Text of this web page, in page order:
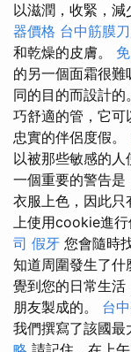
以滋潤，收緊，減
器價格 台中筋膜
和乾燥的皮膚。
的另一個面霜很
同的目的而設計的
巧舒適的管，它可
忠實的伴侶度假。
以被那些敏感的人
一個重要的警告
衣服上色，因此
上使用cookie進行
司 假牙 您會隨時
知道周圍發生了什
覺到您的日常生活
朋友製成的。 台
我們撰寫了該國最